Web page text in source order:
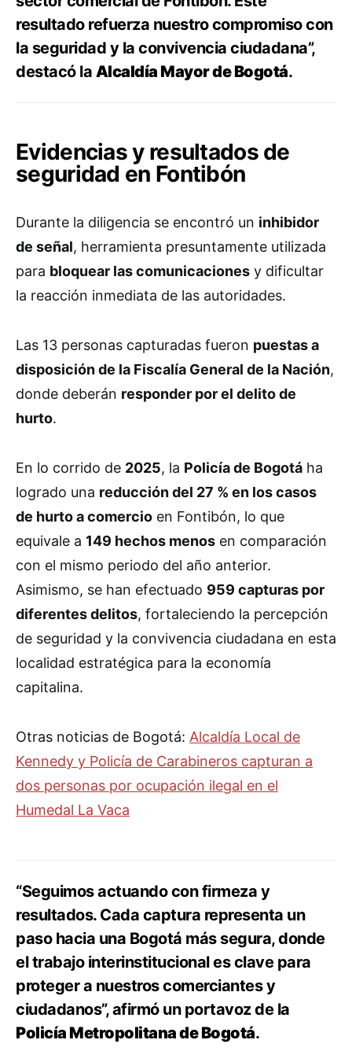
resultado refuerza nuestro compromiso con
la seguridad y la convivencia ciudadana”,
destacó la Alcaldía Mayor de Bogotá.
Evidencias y resultados de
seguridad en Fontibón
Durante la diligencia se encontró un inhibidor
de señal, herramienta presuntamente utilizada
para bloquear las comunicaciones y dificultar
la reacción inmediata de las autoridades.
Las 13 personas capturadas fueron puestas a
disposición de la Fiscalía General de la Nación,
donde deberán responder por el delito de
hurto.
En lo corrido de 2025, la Policía de Bogotá ha
logrado una reducción del 27 % en los casos
de hurto a comercio en Fontibón, lo que
equivale a 149 hechos menos en comparación
con el mismo periodo del año anterior.
Asimismo, se han efectuado 959 capturas por
diferentes delitos, fortaleciendo la percepción
de seguridad y la convivencia ciudadana en esta
localidad estratégica para la economía
capitalina.
Otras noticias de Bogotá: Alcaldía Local de
Kennedy y Policía de Carabineros capturan a
dos personas por ocupación ilegal en el
Humedal La Vaca
“Seguimos actuando con firmeza y
resultados. Cada captura representa un
paso hacia una Bogotá más segura, donde
el trabajo interinstitucional es clave para
proteger a nuestros comerciantes y
ciudadanos”, afirmó un portavoz de la
Policía Metropolitana de Bogotá.